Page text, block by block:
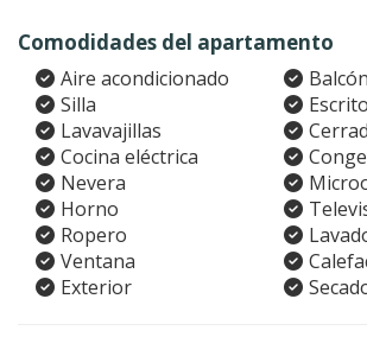
Comodidades del apartamento
Aire acondicionado
Balcón
Silla
Lavavajillas
Cocina eléctrica
Nevera
Horno
Ropero
Ventana
Exterior